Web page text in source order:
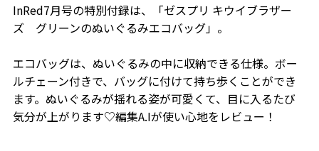
InRed7月号の特別付録は、「ゼスプリ キウイブラザー
ズ グリーンのぬいぐるみエコバッグ」。
エコバッグは、ぬいぐるみの中に収納できる仕様。ボー
ルチェーン付きで、バッグに付けて持ち歩くことができ
ます。ぬいぐるみが揺れる姿が可愛くて、目に入るたび
気分が上がります♡編集A.Iが使い心地をレビュー！